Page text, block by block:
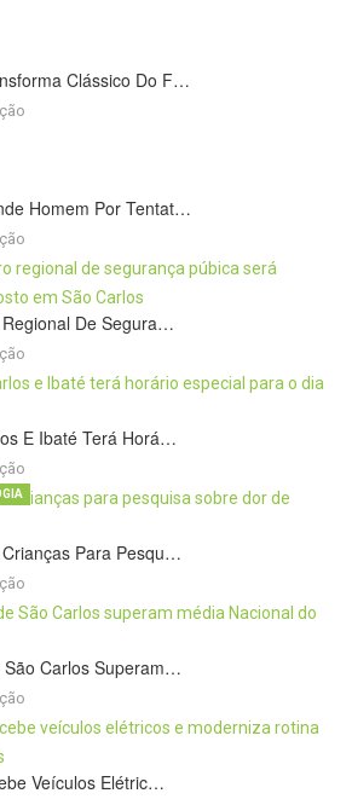
Clássico Do F…
Homem Por Tentat…
De Segura…
E Ibaté Terá Horá…
Para Pesqu…
São Carlos Superam…
Veículos Elétric…